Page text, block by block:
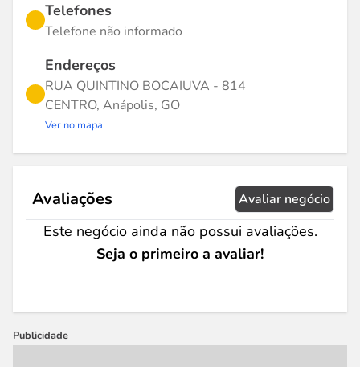
Telefones
Telefone não informado
Endereços
RUA QUINTINO BOCAIUVA - 814
CENTRO, Anápolis, GO
Ver no mapa
Avaliações Avaliar negócio
Este negócio ainda não possui avaliações.
Seja o primeiro a avaliar!
Publicidade